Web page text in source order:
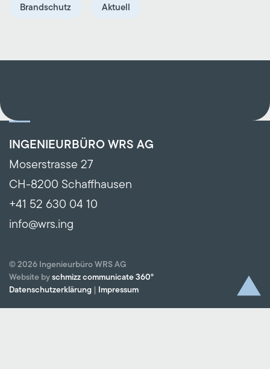
Brandschutz Aktuell
INGENIEURBÜRO WRS AG
Moserstrasse 27
CH-8200 Schaffhausen
+41 52 630 04 10
info@wrs.ing
©2026 Ingenieurbüro WRS AG
Website byschmizz communicate 360°
Datenschutzerklärung | Impressum